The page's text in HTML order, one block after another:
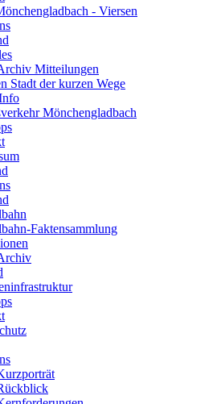
- Viersen
Mitteilungen
Stadt der kurzen Wege
Mönchengladbach
Faktensammlung